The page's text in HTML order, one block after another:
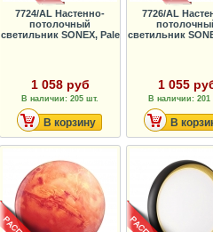
7724/AL Настенно-
потолочный
светильник SONEX, Pale
1 058 руб
В наличии: 205 шт.
В корзину
7726/AL
светильник
1 055
В наличии: 201
В